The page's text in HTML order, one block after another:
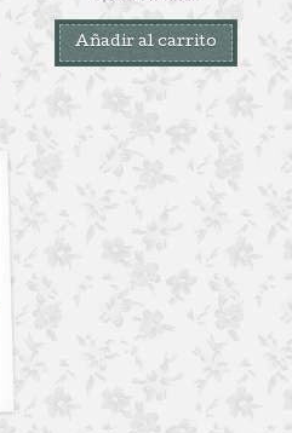
Añadir al carrito